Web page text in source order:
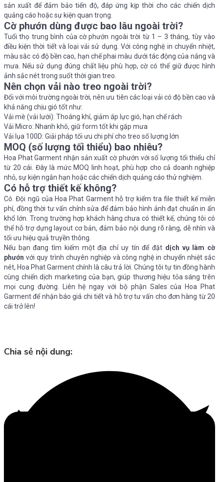
sản xuất để đảm bảo tiến độ, đáp ứng kịp thời cho các chiến dịch
quảng cáo hoặc sự kiện quan trọng.
Cờ phướn dùng được bao lâu ngoài trời?
Tuổi thọ trung bình của cờ phướn ngoài trời từ 1 – 3 tháng, tùy vào
điều kiện thời tiết và loại vải sử dụng. Với công nghệ in chuyển nhiệt,
màu sắc có độ bền cao, hạn chế phai màu dưới tác động của nắng và
mưa. Nếu sử dụng đúng chất liệu phù hợp, cờ có thể giữ được hình
ảnh sắc nét trong suốt thời gian treo.
Nên chọn vải nào treo ngoài trời?
Đối với môi trường ngoài trời, nên ưu tiên các loại vải có độ bền cao và
khả năng chịu gió tốt như:
Vải mè (vải lưới): Thoáng khí, giảm áp lực gió, hạn chế rách
Vải Micro: Nhanh khô, giữ form tốt khi gặp mưa
Vải lụa 100D: Giải pháp tối ưu chi phí cho treo số lượng lớn
MOQ (số lượng tối thiểu) bao nhiêu?
Hoa Phat Garment nhận sản xuất cờ phướn với số lượng tối thiểu chỉ
từ 20 cái. Đây là mức MOQ linh hoạt, phù hợp cho cả doanh nghiệp
nhỏ, sự kiện ngắn hạn hoặc các chiến dịch quảng cáo thử nghiệm.
Có hỗ trợ thiết kế không?
Có. Đội ngũ của Hoa Phat Garment hỗ trợ kiểm tra file thiết kế miễn
phí, đồng thời tư vấn chỉnh sửa để đảm bảo hình ảnh đạt chuẩn in ấn
khổ lớn. Trong trường hợp khách hàng chưa có thiết kế, chúng tôi có
thể hỗ trợ dựng layout cơ bản, đảm bảo nội dung rõ ràng, dễ nhìn và
tối ưu hiệu quả truyền thông.
Nếu bạn đang tìm kiếm một địa chỉ uy tín để đặt dịch vụ làm cờ
phướn với quy trình chuyên nghiệp và công nghệ in chuyển nhiệt sắc
nét, Hoa Phat Garment chính là câu trả lời. Chúng tôi tự tin đồng hành
cùng chiến dịch marketing của bạn, giúp thương hiệu tỏa sáng trên
mọi cung đường. Liên hệ ngay với bộ phận Sales của Hoa Phat
Garment để nhận báo giá chi tiết và hỗ trợ tư vấn cho đơn hàng từ 20
cái trở lên!
Chia sẻ nội dung: